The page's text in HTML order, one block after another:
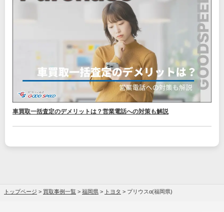
車買取一括査定のデメリットは？営業電話への対策も解説
トップページ > 買取事例一覧 > 福岡県 > トヨタ > プリウスα(福岡県)